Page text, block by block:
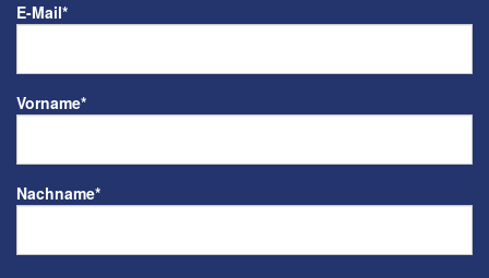
E-Mail*
Vorname*
Nachname*